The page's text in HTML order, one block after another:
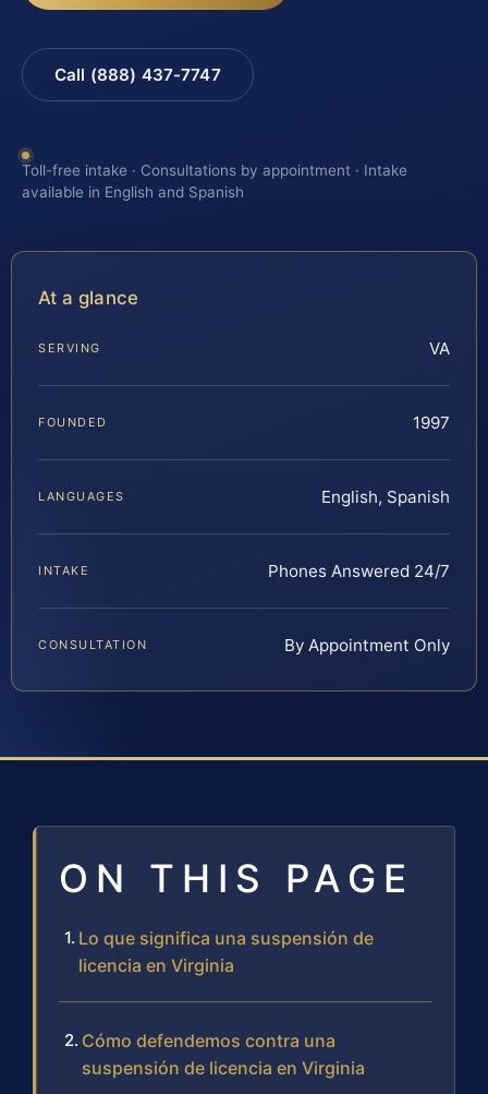
Call (888) 437-7747
Toll-free intake · Consultations by appointment · Intake
available in English and Spanish
At a glance
SERVING VA
FOUNDED 1997
LANGUAGES English, Spanish
INTAKE Phones Answered 24/7
CONSULTATION By Appointment Only
ON THIS PAGE
Lo que significa una suspensión de
licencia en Virginia
Cómo defendemos contra una
suspensión de licencia en Virginia